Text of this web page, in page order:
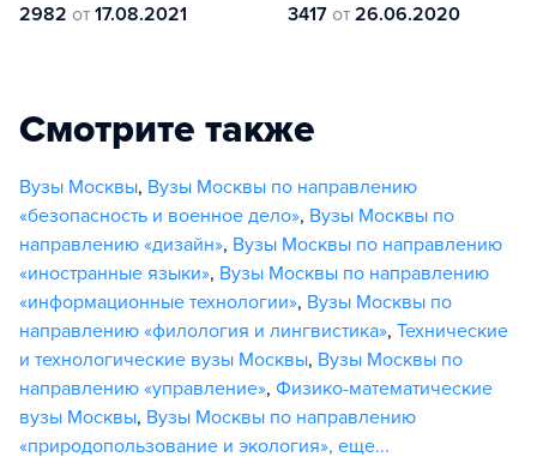
2982 от 17.08.2021
3417 от 26.06.2020
Смотрите также
Вузы Москвы, Вузы Москвы по направлению
«безопасность и военное дело», Вузы Москвы по
направлению «дизайн», Вузы Москвы по направлению
«иностранные языки», Вузы Москвы по направлению
«информационные технологии», Вузы Москвы по
направлению «филология и лингвистика», Технические
и технологические вузы Москвы, Вузы Москвы по
направлению «управление», Физико-математические
вузы Москвы, Вузы Москвы по направлению
«природопользование и экология», еще...